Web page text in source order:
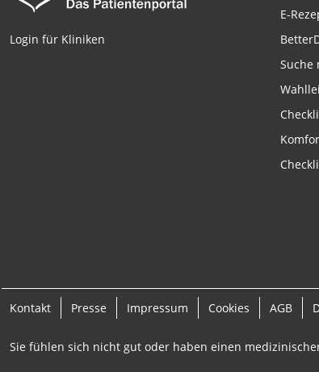
Login für Kliniken
E-
Suche
Kontakt Presse Impressum Cookies AGB
Sie fühlen sich nicht gut oder haben einen